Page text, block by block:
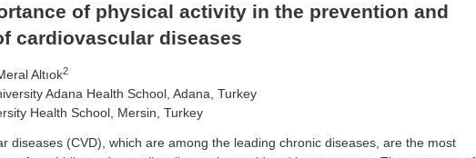
of physical activity in the prevention and
cardiovascular diseases
Altıok2
Adana Health School, Adana, Turkey
Health School, Mersin, Turkey
diseases (CVD), which are among the leading chronic diseases, are the most